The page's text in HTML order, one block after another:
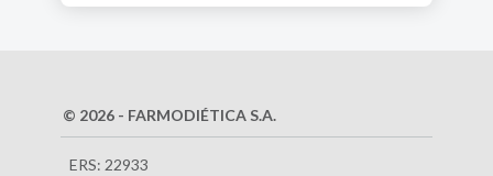
© 2026 - FARMODIÉTICA S.A.
ERS: 22933